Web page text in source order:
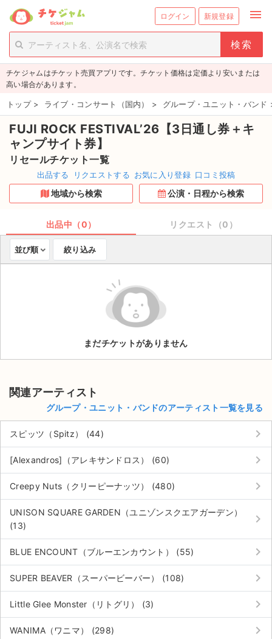
ログイン 新規登録 menu
person_add 新規会員登録
チケットを探す
新着チケット
値下げしたチケット
都道府県からチケットを探す
もうすぐ開催のチケット
取扱チケット
ライブ・コンサート（海外）
ご利用ガイド
ご利用ガイド
手数料・お支払い方法
AIに質問する
よくある質問
お知らせ
チケジャムはチケット売買アプリです。チケット価格は定価より安いまたは
高い場合があります。
トップ > ライブ・コンサート（国内） > グループ・ユニット・バンド
FUJI ROCK FESTIVAL’26【3日通し券＋キ
ャンプサイト券】
リセールチケット一覧
出品する リクエストする お気に入り登録 口コミ投稿
地域から検索 公演・日程から検索
出品中（0） リクエスト（0）
並び順 絞り込み
まだチケットがありません
関連アーティスト
グループ・ユニット・バンドのアーティスト一覧を見る
スピッツ（Spitz） (44) keyboard_arrow_right
[Alexandros]（アレキサンドロス） (60) keyboard_arrow_right
Creepy Nuts（クリーピーナッツ） (480) keyboard_arrow_right
UNISON SQUARE GARDEN（ユニゾンスクエアガーデン）
(13)
keyboard_arrow_right
BLUE ENCOUNT（ブルーエンカウント） (55) keyboard_arrow_right
SUPER BEAVER（スーパービーバー） (108) keyboard_arrow_right
Little Glee Monster（リトグリ） (3) keyboard_arrow_right
WANIMA（ワニマ） (298) keyboard_arrow_right